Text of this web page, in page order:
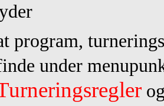
program,
under